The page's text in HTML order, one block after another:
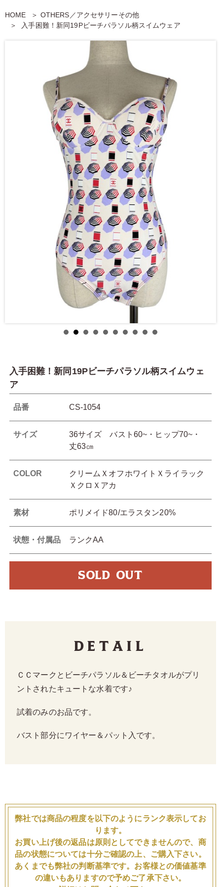
HOME
OTHERS／アクセサリーその他
入手困難！新同19Pビーチパラソル柄スイムウェア
入手困難！新同19Pビーチパラソル柄スイムウェ
ア
品番 CS-1054
サイズ
36サイズ バスト60~・ヒップ70~・
丈63㎝
COLOR
クリームＸオフホワイトＸライラック
ＸクロＸアカ
素材 ポリメイド80/エラスタン20%
状態・付属品 ランクAA
SOLD OUT
Detail
ＣＣマークとビーチパラソル＆ビーチタオルがプリ
ントされたキュートな水着です♪
試着のみのお品です。
バスト部分にワイヤー＆パット入です。
弊社では商品の程度を以下のようにランク表示してお
ります。
お買い上げ後の返品は原則としてできませんので、商
品の状態については十分ご確認の上、ご購入下さい。
あくまでも弊社の判断基準です。お客様との価値基準
の違いもありますので予めご了承下さい。